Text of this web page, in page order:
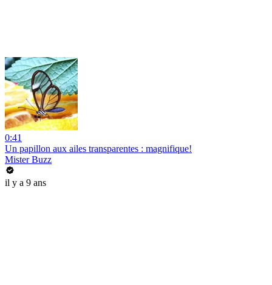
0:41
Un papillon aux ailes transparentes : magnifique!
Mister Buzz
il y a 9 ans